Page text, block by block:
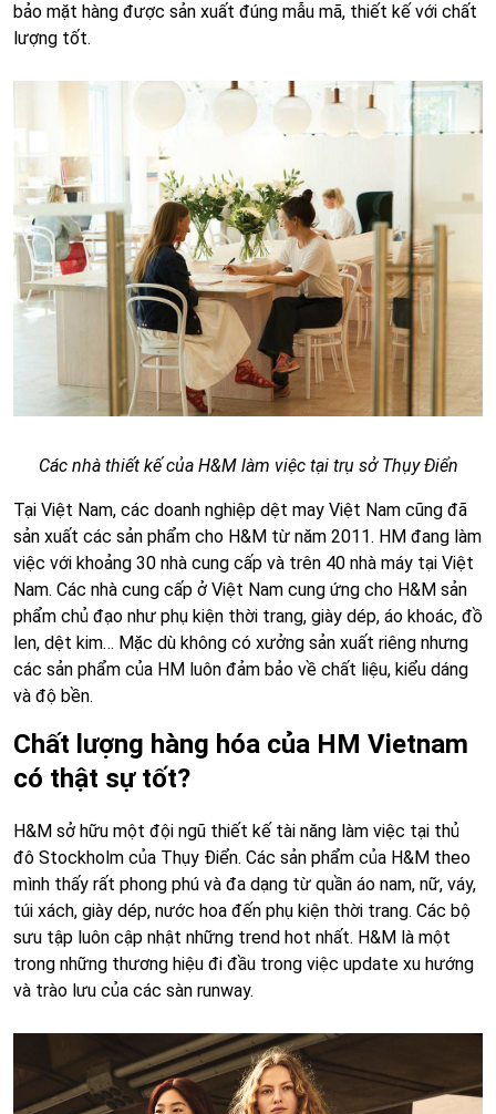
bảo mặt hàng được sản xuất đúng mẫu mã, thiết kế với chất
lượng tốt.
Các nhà thiết kế của H&M làm việc tại trụ sở Thụy Điển
Tại Việt Nam, các doanh nghiệp dệt may Việt Nam cũng đã
sản xuất các sản phẩm cho H&M từ năm 2011. HM đang làm
việc với khoảng 30 nhà cung cấp và trên 40 nhà máy tại Việt
Nam. Các nhà cung cấp ở Việt Nam cung ứng cho H&M sản
phẩm chủ đạo như phụ kiện thời trang, giày dép, áo khoác, đồ
len, dệt kim… Mặc dù không có xưởng sản xuất riêng nhưng
các sản phẩm của HM luôn đảm bảo về chất liệu, kiểu dáng
và độ bền.
Chất lượng hàng hóa của HM Vietnam
có thật sự tốt?
H&M sở hữu một đội ngũ thiết kế tài năng làm việc tại thủ
đô Stockholm của Thụy Điển. Các sản phẩm của H&M theo
mình thấy rất phong phú và đa dạng từ quần áo nam, nữ, váy,
túi xách, giày dép, nước hoa đến phụ kiện thời trang. Các bộ
sưu tập luôn cập nhật những trend hot nhất. H&M là một
trong những thương hiệu đi đầu trong việc update xu hướng
và trào lưu của các sàn runway.